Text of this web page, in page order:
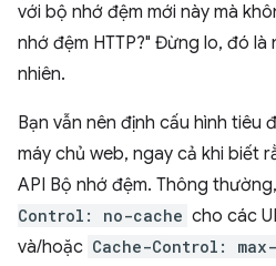
với bộ nhớ đệm mới này mà
nhớ đệm HTTP?" Đừng lo, đó
nhiên.
Bạn vẫn nên định cấu hình tiêu
máy chủ web, ngay cả khi biết
API Bộ nhớ đệm. Thông
Control: no-cache cho các
và/hoặc Cache-Control: max-